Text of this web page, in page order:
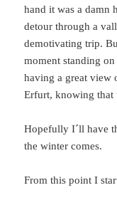
hand it was a damn
detour through a
demotivating trip.
moment standing
having a great view
Erfurt, knowing that
Hopefully I´ll have
the winter comes.
From this point I